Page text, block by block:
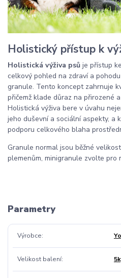
Holistický přístup k
Holistická výživa psů je přístup
celkový pohled na zdraví a
granule. Tento koncept zahrnuje
přičemž klade důraz na přirozené
Holistická výživa bere v úvahu
jeho duševní a sociální aspekty, a
podporu celkového blaha
Granule normal jsou běžné
plemenům, minigranule zvolte pro
Parametry
Výrobce
Velikost balení